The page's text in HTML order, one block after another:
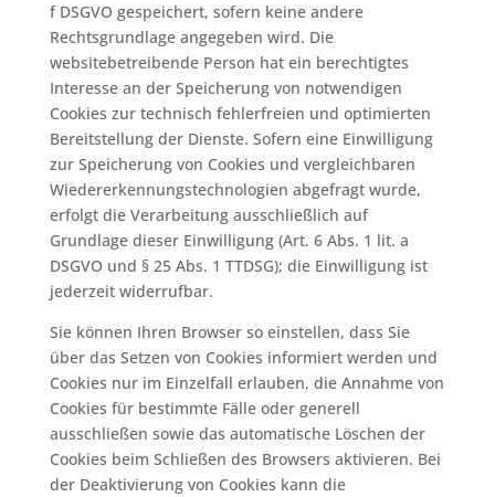
f DSGVO gespeichert, sofern keine andere
Rechtsgrundlage angegeben wird. Die
websitebetreibende Person hat ein berechtigtes
Interesse an der Speicherung von notwendigen
Cookies zur technisch fehlerfreien und optimierten
Bereitstellung der Dienste. Sofern eine Einwilligung
zur Speicherung von Cookies und vergleichbaren
Wiedererkennungstechnologien abgefragt wurde,
erfolgt die Verarbeitung ausschließlich auf
Grundlage dieser Einwilligung (Art. 6 Abs. 1 lit. a
DSGVO und § 25 Abs. 1 TTDSG); die Einwilligung ist
jederzeit widerrufbar.
Sie können Ihren Browser so einstellen, dass Sie
über das Setzen von Cookies informiert werden und
Cookies nur im Einzelfall erlauben, die Annahme von
Cookies für bestimmte Fälle oder generell
ausschließen sowie das automatische Löschen der
Cookies beim Schließen des Browsers aktivieren. Bei
der Deaktivierung von Cookies kann die